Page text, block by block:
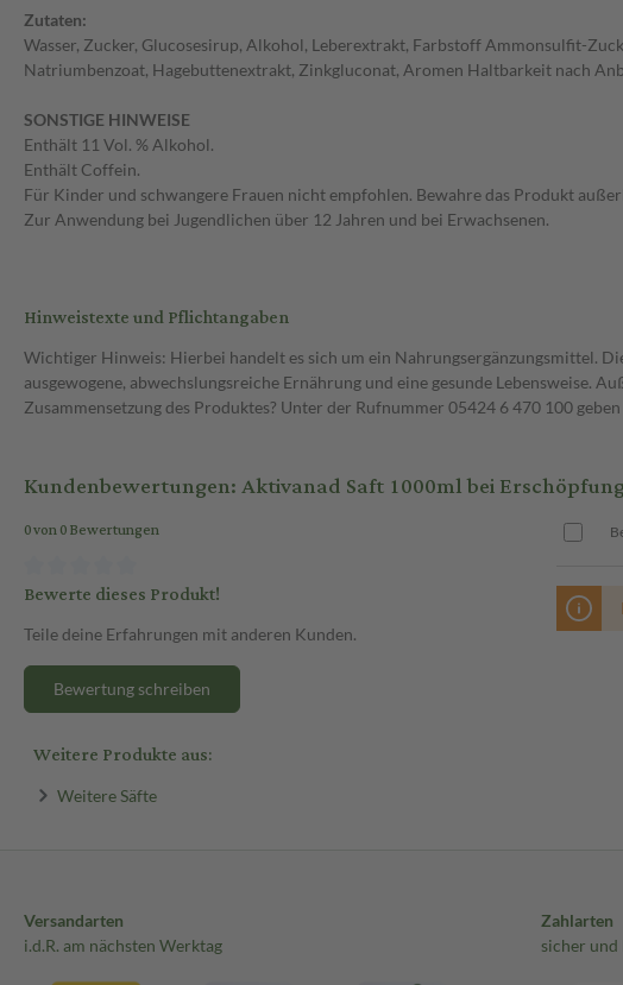
Zutaten:
Wasser, Zucker, Glucosesirup, Alkohol, Leberextrakt, Farbstoff Ammonsulfit-
Natriumbenzoat, Hagebuttenextrakt, Zinkgluconat, Aromen Haltbarkeit nach
SONSTIGE HINWEISE
Enthält 11 Vol. % Alkohol.
Enthält Coffein.
Für Kinder und schwangere Frauen nicht empfohlen. Bewahre das Produkt
Zur Anwendung bei Jugendlichen über 12 Jahren und bei Erwachsenen.
Hinweistexte und Pflichtangaben
Wichtiger Hinweis: Hierbei handelt es sich um ein Nahrungsergänzungsmittel.
ausgewogene, abwechslungsreiche Ernährung und eine gesunde
Zusammensetzung des Produktes? Unter der Rufnummer 05424 6 470 100
Kundenbewertungen: Aktivanad Saft 1000ml bei
0 von 0 Bewertungen
Bewerte dieses Produkt!
Teile deine Erfahrungen mit anderen Kunden.
Bewertung schreiben
Weitere Produkte aus:
Weitere Säfte
Versandarten
i.d.R. am nächsten Werktag
Zahlarten
sicher und